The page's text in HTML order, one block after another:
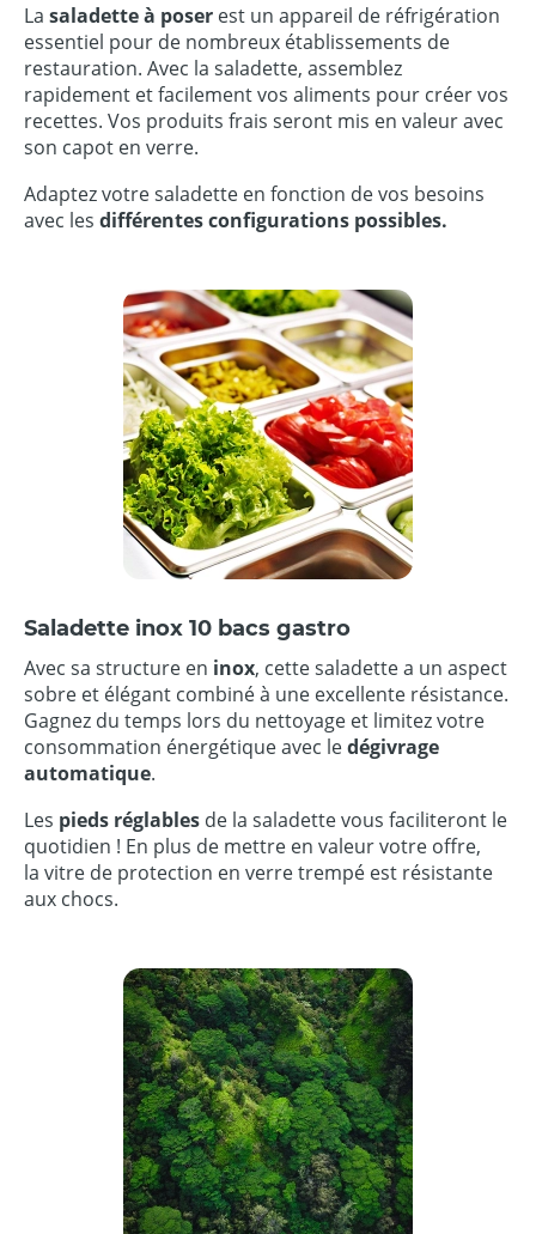
La saladette à poser est un appareil de réfrigération
essentiel pour de nombreux établissements de
restauration. Avec la saladette, assemblez
rapidement et facilement vos aliments pour créer vos
recettes. Vos produits frais seront mis en valeur avec
son capot en verre.
Adaptez votre saladette en fonction de vos besoins
avec les différentes configurations possibles.
Saladette inox 10 bacs gastro
Avec sa structure en inox, cette saladette a un aspect
sobre et élégant combiné à une excellente résistance.
Gagnez du temps lors du nettoyage et limitez votre
consommation énergétique avec ledégivrage
automatique.
Les pieds réglables de la saladette vous faciliteront le
quotidien ! En plus de mettre en valeur votre offre,
la vitre de protection en verre trempé est résistante
aux chocs.